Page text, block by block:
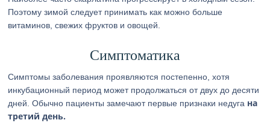
Поэтому зимой следует принимать как можно больше
витаминов, свежих фруктов и овощей.
Симптоматика
Симптомы заболевания проявляются постепенно, хотя
инкубационный период может продолжаться от двух до десяти
дней. Обычно пациенты замечают первые признаки недуга на
третий день.